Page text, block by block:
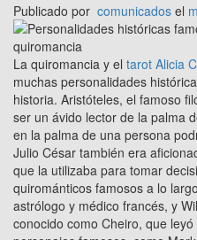
Publicado por comunicados el
La quiromancia y el tarot Alicia
muchas personalidades
historia. Aristóteles, el famoso
ser un ávido lector de la palma
en la palma de una persona
Julio César también era
que la utilizaba para tomar
quirománticos famosos a lo
astrólogo y médico francés, y
conocido como Cheiro, que